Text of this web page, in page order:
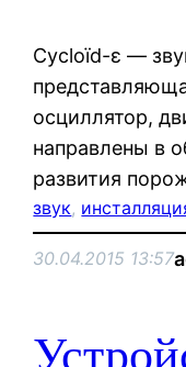
Cycloïd-ε —
осциллятор,
направлены в
развития
звук,
30.04.2015 13:57